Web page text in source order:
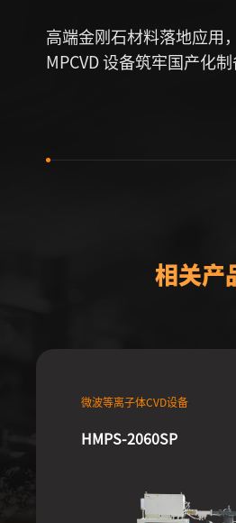
高端金刚石材料落地应用
MPCVD 设备筑牢国产化
相关产
微波等离子体CVD设备
HMPS-2060SP